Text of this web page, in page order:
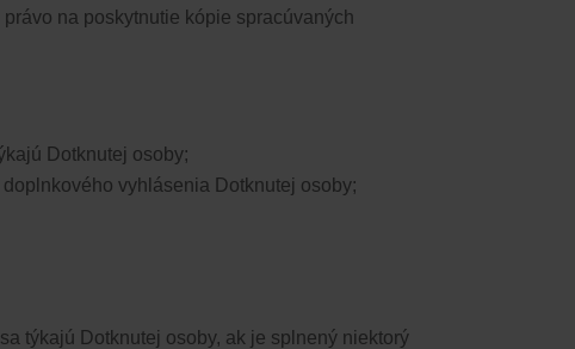
na poskytnutie kópie spracúvaných
Dotknutej osoby;
vyhlásenia Dotknutej osoby;
týkajú Dotknutej osoby, ak je splnený niektorý